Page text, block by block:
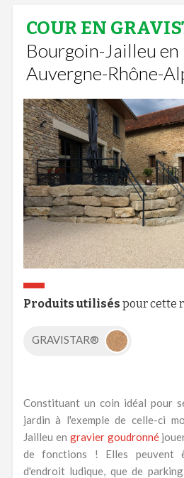
COUR EN
Bourgoin-Jailleu en
Auvergne-Rhône-
Produits utilisés pour cette
GRAVISTAR®
Constituant un coin idéal pour
jardin à l'exemple de celle-ci
Jailleu en gravier goudronné
de fonctions ! Elles peuvent
d'endroit ludique, que de